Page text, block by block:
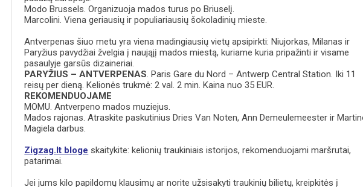
Modo Brussels. Organizuoja mados turus po Briuselį.
Marcolini. Viena geriausių ir populiariausių šokoladinių mieste.
Antverpenas šiuo metu yra viena madingiausių vietų apsipirkti: Niujorkas, Milanas ir
Paryžius pavydžiai žvelgia į naująjį mados miestą, kuriame kuria pripažinti ir visame
pasaulyje garsūs dizaineriai.
PARYŽIUS – ANTVERPENAS. Paris Gare du Nord – Antwerp Central Station. Iki 11
reisų per dieną. Kelionės trukmė: 2 val. 2 min. Kaina nuo 35 EUR.
REKOMENDUOJAME
MOMU. Antverpeno mados muziejus.
Mados rajonas. Atraskite paskutinius Dries Van Noten, Ann Demeulemeester ir
Magiela darbus.
Zigzag.lt bloge skaitykite: kelionių traukiniais istorijos, rekomenduojami maršrutai,
patarimai.
Jei jums kilo papildomų klausimų ar norite užsisakyti traukinių bilietų, kreipkitės į